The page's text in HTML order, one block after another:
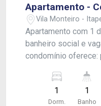
Apartamento -
Vila Monteiro -
Apartamento com 1
banheiro social e
condomínio oferece:
quadra de
churrasqueira e
1
Dorm.
1
Banho